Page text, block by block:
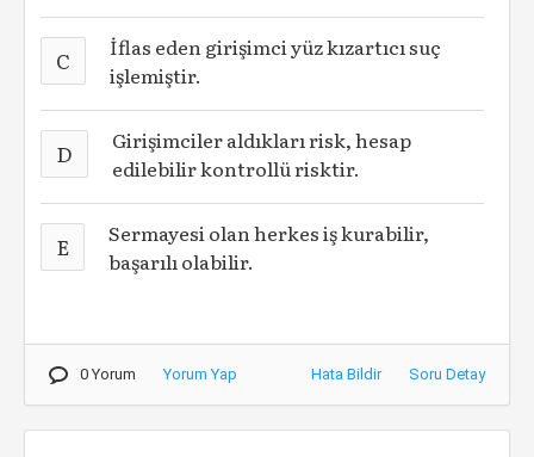
C
İflas eden girişimci yüz kızartıcı suç
işlemiştir.
D
Girişimciler aldıkları risk, hesap
edilebilir kontrollü risktir.
E
Sermayesi olan herkes iş kurabilir,
başarılı olabilir.
0 Yorum Yorum Yap Hata Bildir Soru Detay